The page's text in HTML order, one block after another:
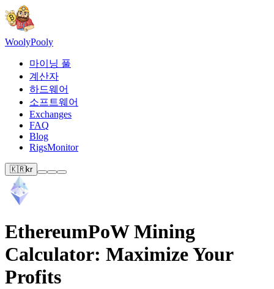
WoolyPooly
마이닝 풀
계산자
하드웨어
소프트웨어
Exchanges
FAQ
Blog
RigsMonitor
🇰🇷kr
EthereumPoW Mining
Calculator: Maximize Your
Profits